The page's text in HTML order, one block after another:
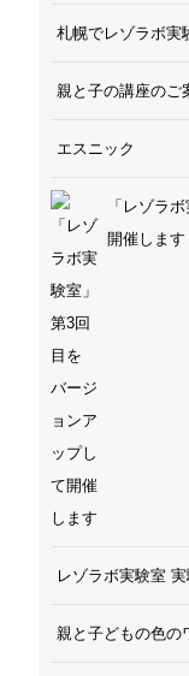
札幌でレゾラボ実
親と子の講座のご
エスニック
「レゾラ
開催します
レゾラボ実験室
親と子どもの色の